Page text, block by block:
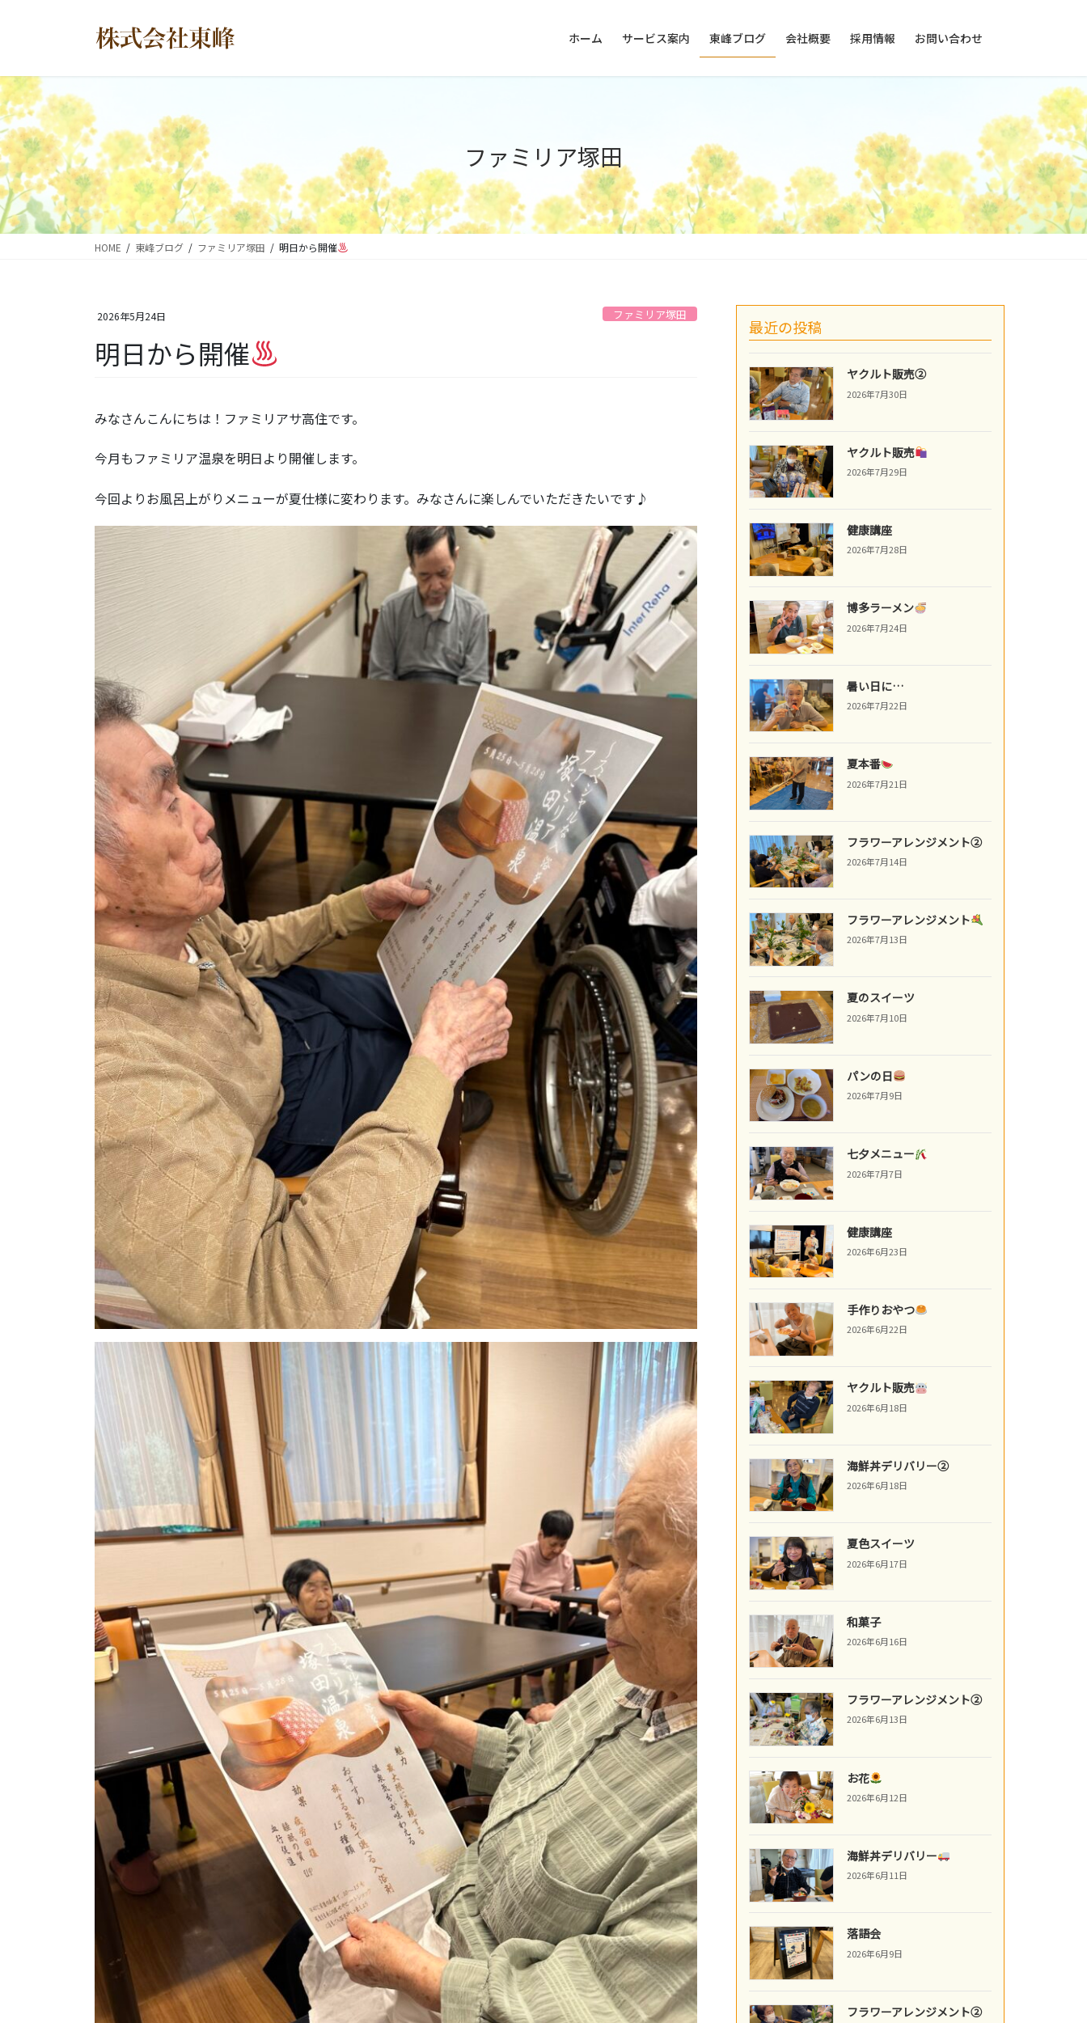
ツ
に
移
動
シ
ョ
ン
に
移
動
ホーム サービス案内 東峰ブログ 会社概要 採用情報 お問い合わせ
ファミリア塚田
HOME 東峰ブログ ファミリア塚田 明日から開催
2026年5月24日 ファミリア塚田
明日から開催
みなさんこんにちは！ファミリアサ高住です。
今月もファミリア温泉を明日より開催します。
今回よりお風呂上がりメニューが夏仕様に変わります。みなさんに楽しんでいただきたいです♪
最近の投稿
ヤクルト販売②
2026年7月30日
ヤクルト販売
2026年7月29日
健康講座
2026年7月28日
博多ラーメン
2026年7月24日
暑い日に…
2026年7月22日
夏本番
2026年7月21日
フラワーアレンジメント②
2026年7月14日
フラワーアレンジメント
2026年7月13日
夏のスイーツ
2026年7月10日
パンの日
2026年7月9日
七夕メニュー
2026年7月7日
健康講座
2026年6月23日
手作りおやつ
2026年6月22日
ヤクルト販売
2026年6月18日
海鮮丼デリバリー②
2026年6月18日
夏色スイーツ
2026年6月17日
和菓子
2026年6月16日
フラワーアレンジメント②
2026年6月13日
お花
2026年6月12日
海鮮丼デリバリー
2026年6月11日
落語会
2026年6月9日
フラワーアレンジメント②